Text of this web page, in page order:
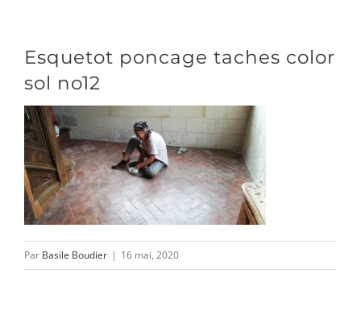
contenu
Toggle
VENIR
Esquetot poncage taches color
sol no12
Par Basile Boudier | 16 mai, 2020